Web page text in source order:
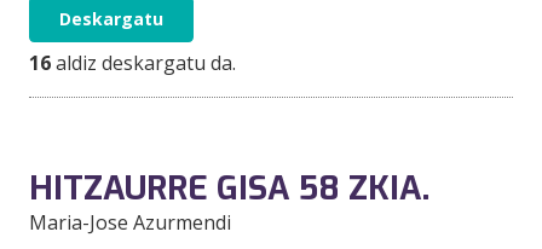
Deskargatu
16aldiz deskargatu da.
HITZAURRE GISA 58 ZKIA.
Maria-Jose Azurmendi